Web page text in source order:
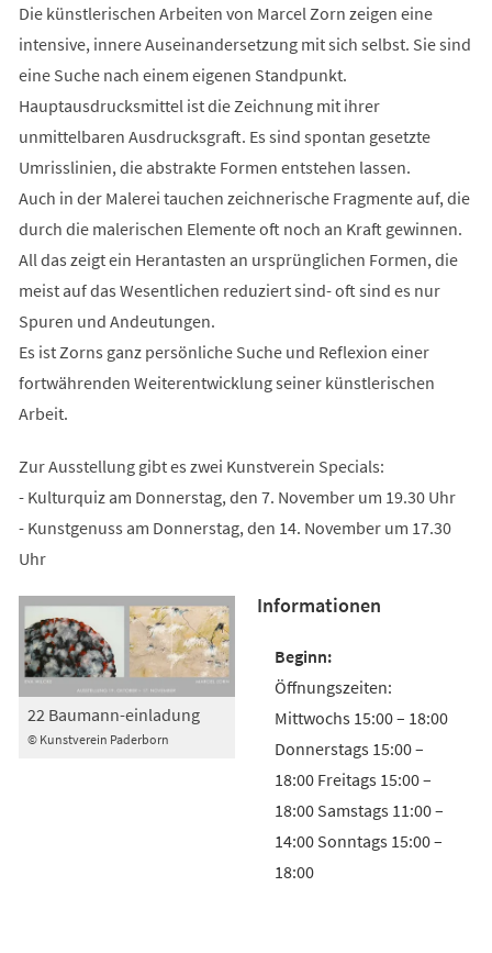
Die künstlerischen Arbeiten von Marcel Zorn zeigen eine
intensive, innere Auseinandersetzung mit sich selbst. Sie sind
eine Suche nach einem eigenen Standpunkt.
Hauptausdrucksmittel ist die Zeichnung mit ihrer
unmittelbaren Ausdrucksgraft. Es sind spontan gesetzte
Umrisslinien, die abstrakte Formen entstehen lassen.
Auch in der Malerei tauchen zeichnerische Fragmente auf, die
durch die malerischen Elemente oft noch an Kraft gewinnen.
All das zeigt ein Herantasten an ursprünglichen Formen, die
meist auf das Wesentlichen reduziert sind- oft sind es nur
Spuren und Andeutungen.
Es ist Zorns ganz persönliche Suche und Reflexion einer
fortwährenden Weiterentwicklung seiner künstlerischen
Arbeit.
Zur Ausstellung gibt es zwei Kunstverein Specials:
- Kulturquiz am Donnerstag, den 7. November um 19.30 Uhr
- Kunstgenuss am Donnerstag, den 14. November um 17.30
Uhr
© Kunstverein Paderborn
22 Baumann-einladung
Informationen
Öffnungszeiten:
Mittwochs 15:00 – 18:00
Donnerstags 15:00 –
18:00 Freitags 15:00 –
18:00 Samstags 11:00 –
14:00 Sonntags 15:00 –
18:00